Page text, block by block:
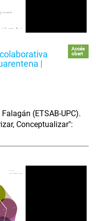
|
Accés
obert
(ETSAB-UPC).
Conceptualizar":